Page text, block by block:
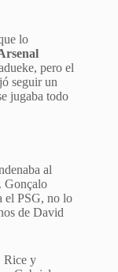
lo
pero el
seguir un
jugaba todo
al
Gonçalo
el PSG, no lo
de David
Rice y